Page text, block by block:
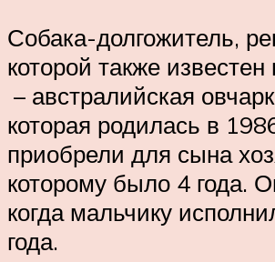
Собака-долгожитель,
которой также
– австралийская
которая родилась в
приобрели для сына
которому было 4 года.
когда мальчику
года.